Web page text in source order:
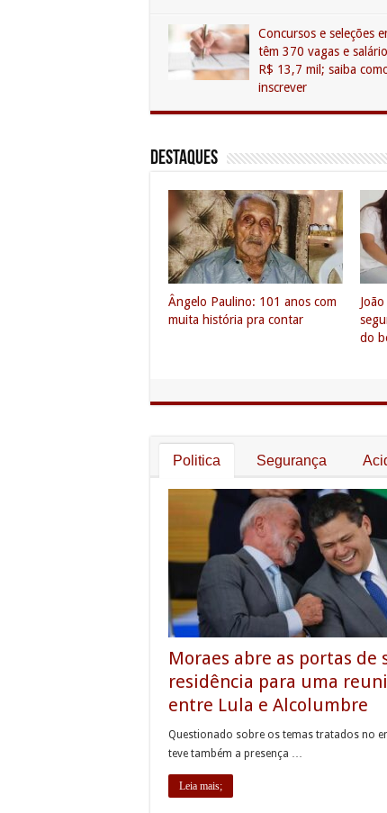
Concursos e seleções
têm 370 vagas e
R$ 13,7 mil; saiba
inscrever
DESTAQUES
Agradecimento especial ao
leitor/repórter José Evanez,
da
Politica Segurança
Moraes abre as portas de
residência para uma
entre Lula e Alcolumbre
Questionado sobre os temas tratados no
teve também a presença …
Leia mais;